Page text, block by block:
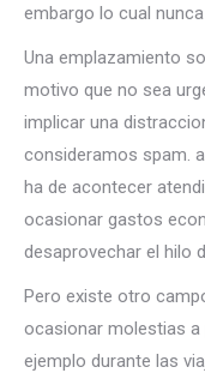
embargo lo cual
Una emplazamiento
motivo que no sea
implicar una
consideramos spam.
ha de acontecer
ocasionar gastos
desaprovechar el hilo
Pero existe otro
ocasionar molestias a
ejemplo durante las